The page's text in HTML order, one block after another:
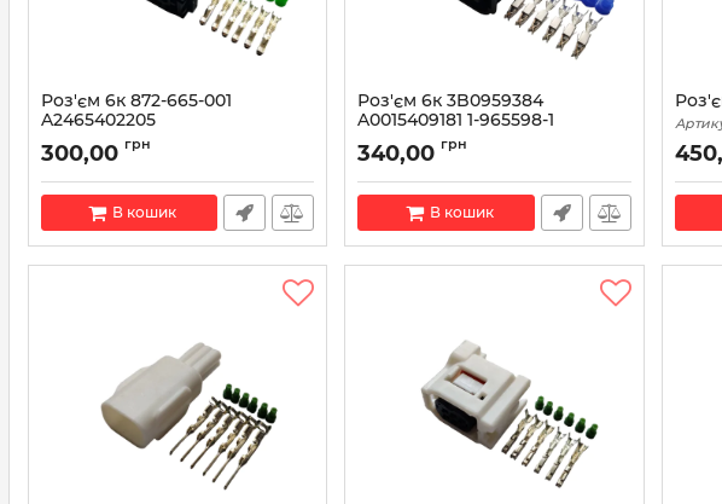
Роз'єм 6к 872-665-001
A2465402205
Артикул: A2465402205
300,00 грн
В кошик
Роз'єм 6к 3B0959384
A0015409181 1-965598-1
Артикул: 3B0959384
340,00 грн
В кошик